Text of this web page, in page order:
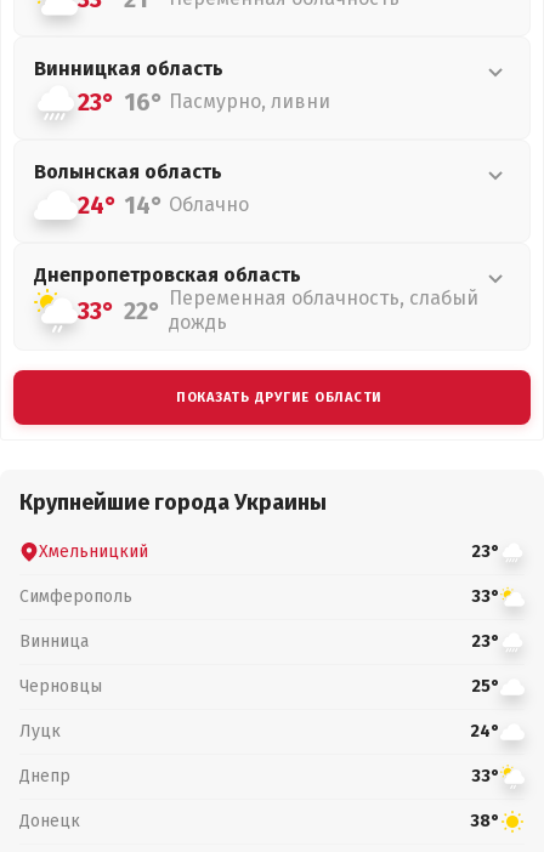
Винницкая область
23° 16° Пасмурно, ливни
Волынская область
24° 14° Облачно
Днепропетровская область
33° 22° Переменная облачность, слабый
дождь
ПОКАЗАТЬ ДРУГИЕ ОБЛАСТИ
Крупнейшие города Украины
Хмельницкий 23°
Симферополь 33°
Винница 23°
Черновцы 25°
Луцк 24°
Днепр 33°
Донецк 38°